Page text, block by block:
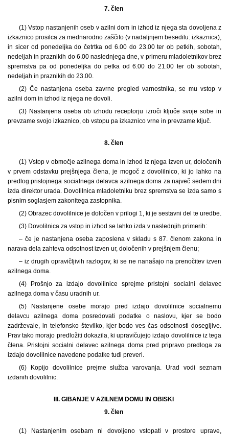
7. člen
(1) Vstop nastanjenih oseb v azilni dom in izhod iz njega sta dovoljena z
izkaznico prosilca za mednarodno zaščito (v nadaljnjem besedilu: izkaznica),
in sicer od ponedeljka do četrtka od 6.00 do 23.00 ter ob petkih, sobotah,
nedeljah in praznikih do 6.00 naslednjega dne, v primeru mladoletnikov brez
spremstva pa od ponedeljka do petka od 6.00 do 21.00 ter ob sobotah,
nedeljah in praznikih do 23.00.
(2) Če nastanjena oseba zavrne pregled varnostnika, se mu vstop v
azilni dom in izhod iz njega ne dovoli.
(3) Nastanjena oseba ob izhodu receptorju izroči ključe svoje sobe in
prevzame svojo izkaznico, ob vstopu pa izkaznico vrne in prevzame ključ.
8. člen
(1) Vstop v območje azilnega doma in izhod iz njega izven ur, določenih
v prvem odstavku prejšnjega člena, je mogoč z dovolilnico, ki jo lahko na
predlog pristojnega socialnega delavca azilnega doma za največ sedem dni
izda direktor urada. Dovolilnica mladoletniku brez spremstva se izda samo s
pisnim soglasjem zakonitega zastopnika.
(2) Obrazec dovolilnice je določen v prilogi 1, ki je sestavni del te uredbe.
(3) Dovolilnica za vstop in izhod se lahko izda v naslednjih primerih:
– če je nastanjena oseba zaposlena v skladu s 87. členom zakona in
narava dela zahteva odsotnost izven ur, določenih v prejšnjem členu;
– iz drugih opravičljivih razlogov, ki se ne nanašajo na prenočitev izven
azilnega doma.
(4) Prošnjo za izdajo dovolilnice sprejme pristojni socialni delavec
azilnega doma v času uradnih ur.
(5) Nastanjene osebe morajo pred izdajo dovolilnice socialnemu
delavcu azilnega doma posredovati podatke o naslovu, kjer se bodo
zadrževale, in telefonsko številko, kjer bodo ves čas odsotnosti dosegljive.
Prav tako morajo predložiti dokazila, ki upravičujejo izdajo dovolilnice iz tega
člena. Pristojni socialni delavec azilnega doma pred pripravo predloga za
izdajo dovolilnice navedene podatke tudi preveri.
(6) Kopijo dovolilnice prejme služba varovanja. Urad vodi seznam
izdanih dovolilnic.
III. GIBANJE V AZILNEM DOMU IN OBISKI
9. člen
(1) Nastanjenim osebam ni dovoljeno vstopati v prostore uprave,